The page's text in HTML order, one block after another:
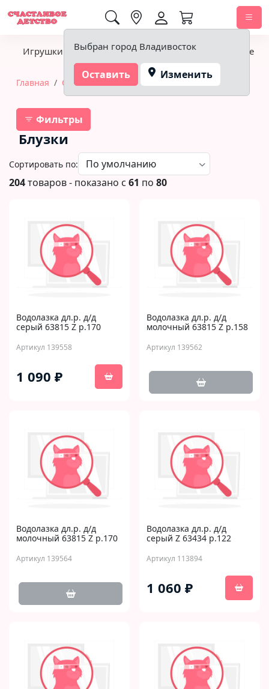
Выбран город Владивосток
Оставить Изменить
Игрушки Детское питание Подгузники, гигиена
Главная Одежда Школьная форма Блузки
Фильтры
Блузки
Сортировать по:
204товаров - показано с 61 по 80
Водолазка дл.р. д/д
серый 63815 Z р.170
Артикул 139558
1 090 ₽
Водолазка дл.р. д/д
молочный 63815 Z р.158
Артикул 139562
Водолазка дл.р. д/д
молочный 63815 Z р.170
Артикул 139564
Водолазка дл.р. д/д
серый Z 63434 р.122
Артикул 113894
1 060 ₽